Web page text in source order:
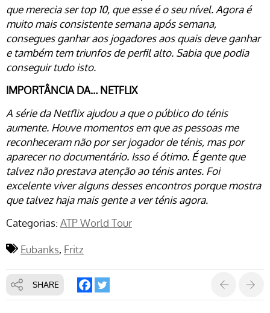
que merecia ser top 10, que esse é o seu nível. Agora é
muito mais consistente semana após semana,
consegues ganhar aos jogadores aos quais deve ganhar
e também tem triunfos de perfil alto. Sabia que podia
conseguir tudo isto.
IMPORTÂNCIA DA… NETFLIX
A série da Netflix ajudou a que o público do ténis
aumente. Houve momentos em que as pessoas me
reconheceram não por ser jogador de ténis, mas por
aparecer no documentário. Isso é ótimo. É gente que
talvez não prestava atenção ao ténis antes. Foi
excelente viver alguns desses encontros porque mostra
que talvez haja mais gente a ver ténis agora.
Categorias: ATP World Tour
Eubanks Fritz
SHARE